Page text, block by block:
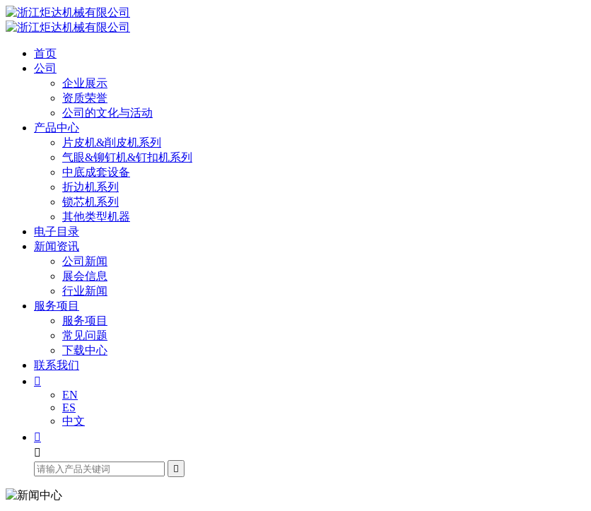
首页
公司
企业展示
资质荣誉
公司的文化与活动
产品中心
片皮机&削皮机系列
气眼&铆钉机&钉扣机系列
中底成套设备
折边机系列
锁芯机系列
其他类型机器
电子目录
新闻资讯
公司新闻
展会信息
行业新闻
服务项目
服务项目
常见问题
下载中心
联系我们

EN
ES
中文


